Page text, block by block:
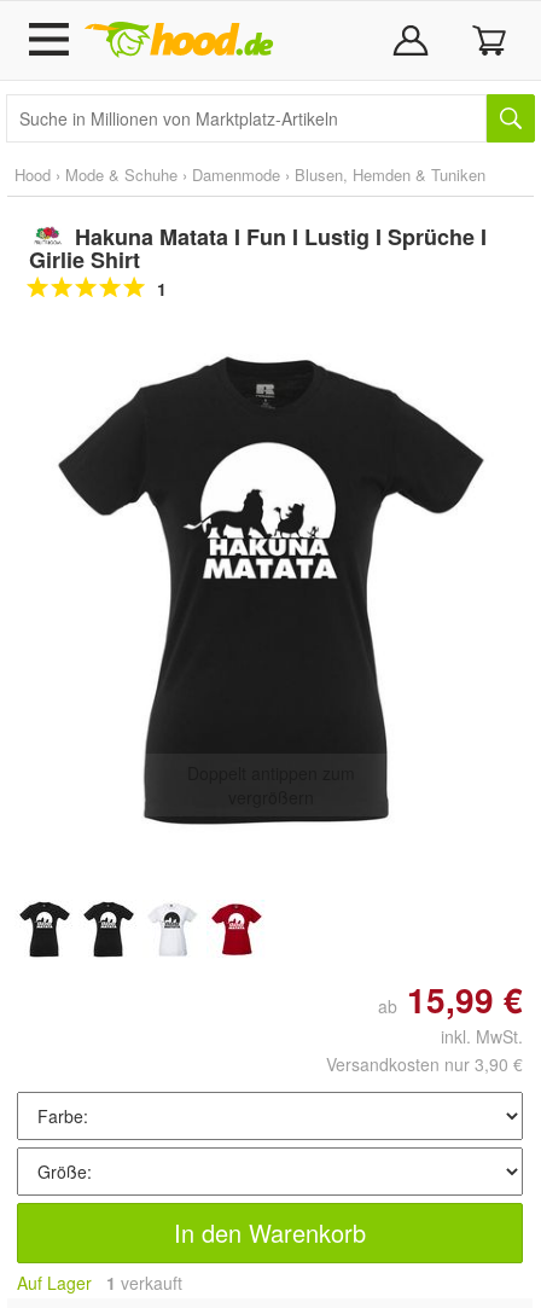
Hood › Mode & Schuhe › Damenmode › Blusen, Hemden & Tuniken
Hakuna Matata I Fun I Lustig I Sprüche I
Girlie Shirt
1
ab 15,99 €
inkl. MwSt.
Versandkosten nur 3,90 €
In den Warenkorb
Auf Lager 1 verkauft